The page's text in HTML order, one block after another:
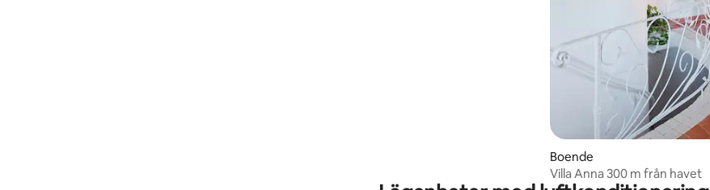
Boende
Villa Anna 300 m från havet